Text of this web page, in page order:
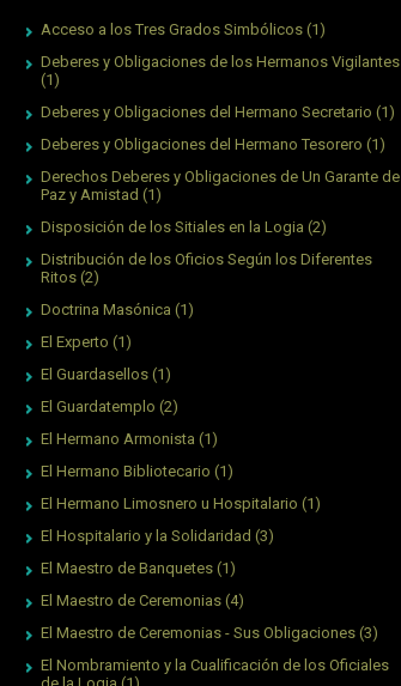
Acceso a los Tres Grados Simbólicos (1)
Deberes y Obligaciones de los Hermanos Vigilantes
(1)
Deberes y Obligaciones del Hermano Secretario (1)
Deberes y Obligaciones del Hermano Tesorero (1)
Derechos Deberes y Obligaciones de Un Garante de
Paz y Amistad (1)
Disposición de los Sitiales en la Logia (2)
Distribución de los Oficios Según los Diferentes
Ritos (2)
Doctrina Masónica (1)
El Experto (1)
El Guardasellos (1)
El Guardatemplo (2)
El Hermano Armonista (1)
El Hermano Bibliotecario (1)
El Hermano Limosnero u Hospitalario (1)
El Hospitalario y la Solidaridad (3)
El Maestro de Banquetes (1)
El Maestro de Ceremonias (4)
El Maestro de Ceremonias - Sus Obligaciones (3)
El Nombramiento y la Cualificación de los Oficiales